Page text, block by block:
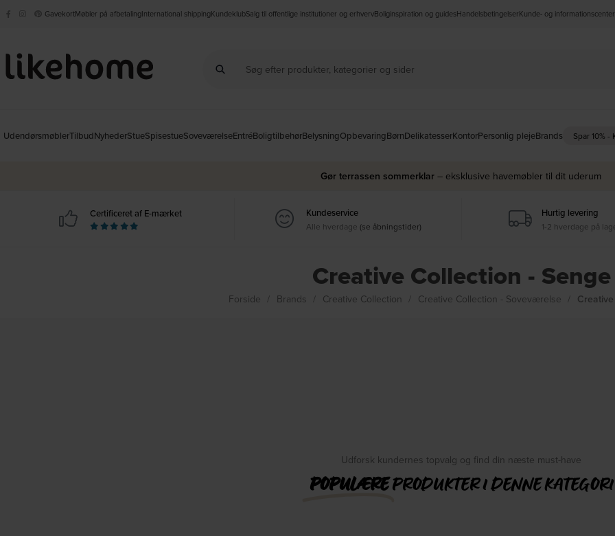
GavekortMøbler på afbetalingInternational shippingKundeklubSalg til offentlige institutioner og erhvervBoliginspiration og guidesHandelsbetingelserKunde- og informationscenter
UdendørsmøblerTilbudNyhederStueSpisestueSoveværelseEntréBoligtilbehørBelysningOpbevaringBørnDelikatesserKontorPersonlig plejeBrands Spar 10%
Gør terrassen sommerklar – eksklusive havemøbler til dit uderum
Certificeret af E-mærket Kundeservice
Alle hverdage (se åbningstider)
Hurtig levering
1-2 hverdage på
Creative Collection - Senge
Forside Brands Creative Collection Creative Collection - Soveværelse
Udforsk kundernes topvalg og find din næste must-have
POPULÆREPRODUKTER I DENNE KATEGORI